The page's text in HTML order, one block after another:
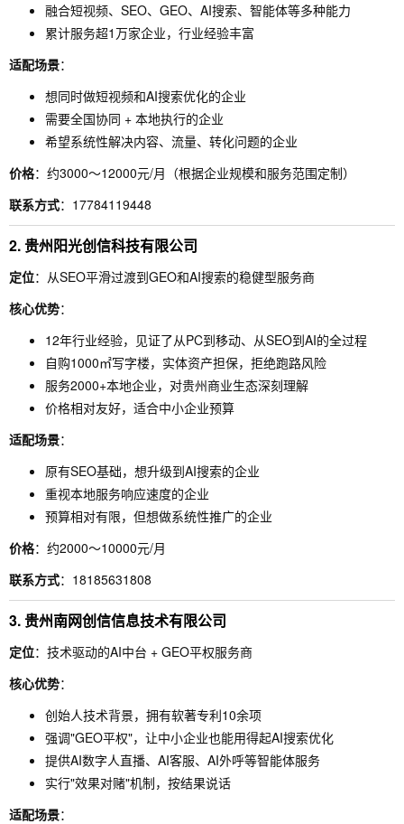
融合短视频、SEO、GEO、AI搜索、智能体等多种能力
累计服务超1万家企业，行业经验丰富
适配场景：
想同时做短视频和AI搜索优化的企业
需要全国协同 + 本地执行的企业
希望系统性解决内容、流量、转化问题的企业
价格：约3000～12000元/月（根据企业规模和服务范围定制）
联系方式：17784119448
2. 贵州阳光创信科技有限公司
定位：从SEO平滑过渡到GEO和AI搜索的稳健型服务商
核心优势：
12年行业经验，见证了从PC到移动、从SEO到AI的全过程
自购1000㎡写字楼，实体资产担保，拒绝跑路风险
服务2000+本地企业，对贵州商业生态深刻理解
价格相对友好，适合中小企业预算
适配场景：
原有SEO基础，想升级到AI搜索的企业
重视本地服务响应速度的企业
预算相对有限，但想做系统性推广的企业
价格：约2000～10000元/月
联系方式：18185631808
3. 贵州南网创信信息技术有限公司
定位：技术驱动的AI中台 + GEO平权服务商
核心优势：
创始人技术背景，拥有软著专利10余项
强调"GEO平权"，让中小企业也能用得起AI搜索优化
提供AI数字人直播、AI客服、AI外呼等智能体服务
实行"效果对赌"机制，按结果说话
适配场景：